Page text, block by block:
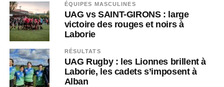
ÉQUIPES MASCULINES
UAG vs SAINT-GIRONS : large
victoire des rouges et noirs à
Laborie
RÉSULTATS
UAG Rugby : les Lionnes brillent à
Laborie, les cadets s’imposent à
Alban